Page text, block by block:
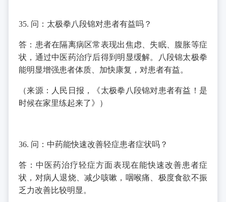
35. 问：太极拳八段锦对患者有益吗？
答：患者在隔离病区常表现出焦虑、失眠、腹胀等症
状，通过中医药治疗后得到明显缓解。八段锦太极拳
能明显增强患者体质、加快康复，对患者有益。
（来源：人民日报，《太极拳八段锦对患者有益！是
时候在家里练起来了》）
36. 问：中药能快速改善轻症患者症状吗？
答：中医药治疗轻症方面表现在能快速改善患者症
状，对病人退烧、减少咳嗽，咽喉痛、极度食欲不振
乏力改善比较明显。